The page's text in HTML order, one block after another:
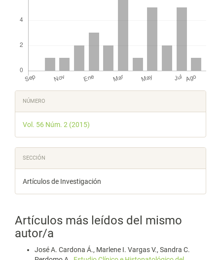
Detalles
del
artículo
NÚMERO
Vol. 56 Núm. 2 (2015)
SECCIÓN
Artículos de Investigación
Artículos más leídos del mismo
autor/a
José A. Cardona Á., Marlene I. Vargas V., Sandra C.